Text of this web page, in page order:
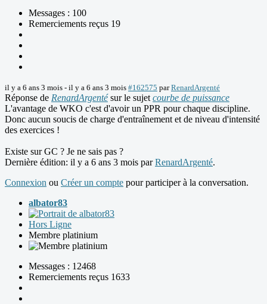
Messages : 100
Remerciements reçus 19
il y a 6 ans 3 mois - il y a 6 ans 3 mois #162575 parRenardArgenté
Réponse de RenardArgentésur le sujet courbe de puissance
L'avantage de WKO c'est d'avoir un PPR pour chaque discipline.
Donc aucun soucis de charge d'entraînement et de niveau d'intensité
des exercices !
Existe sur GC ? Je ne sais pas ?
Dernière édition: il y a 6 ans 3 mois parRenardArgenté.
Connexion ou Créer un compte pour participer à la conversation.
albator83
Hors Ligne
Membre platinium
Messages : 12468
Remerciements reçus 1633